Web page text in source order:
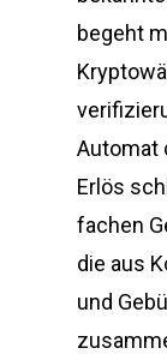
begeht
Automat
Erlös
fachen
die aus
und